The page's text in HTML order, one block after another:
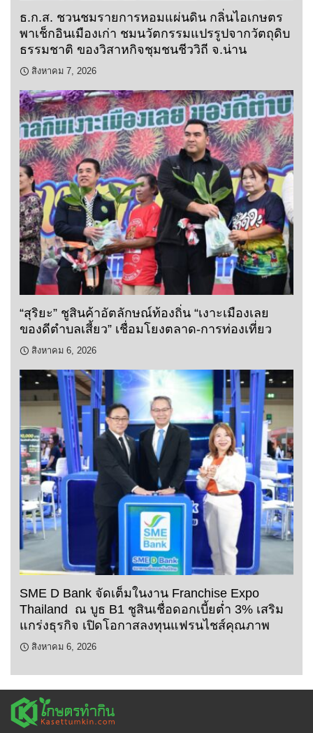
ธ.ก.ส. ชวนชมรายการหอมแผ่นดิน กลิ่นไอเกษตร
พาเช็กอินเมืองเก่า ชมนวัตกรรมแปรรูปจากวัตถุดิบ
ธรรมชาติ ของวิสาหกิจชุมชนชีววิถี จ.น่าน
สิงหาคม 7, 2026
“สุริยะ” ชูสินค้าอัตลักษณ์ท้องถิ่น “เงาะเมืองเลย
ของดีตำบลเสี้ยว” เชื่อมโยงตลาด-การท่องเที่ยว
สิงหาคม 6, 2026
SME D Bank จัดเต็มในงาน Franchise Expo
Thailand ณ บูธ B1 ชูสินเชื่อดอกเบี้ยต่ำ 3% เสริม
แกร่งธุรกิจ เปิดโอกาสลงทุนแฟรนไชส์คุณภาพ
สิงหาคม 6, 2026